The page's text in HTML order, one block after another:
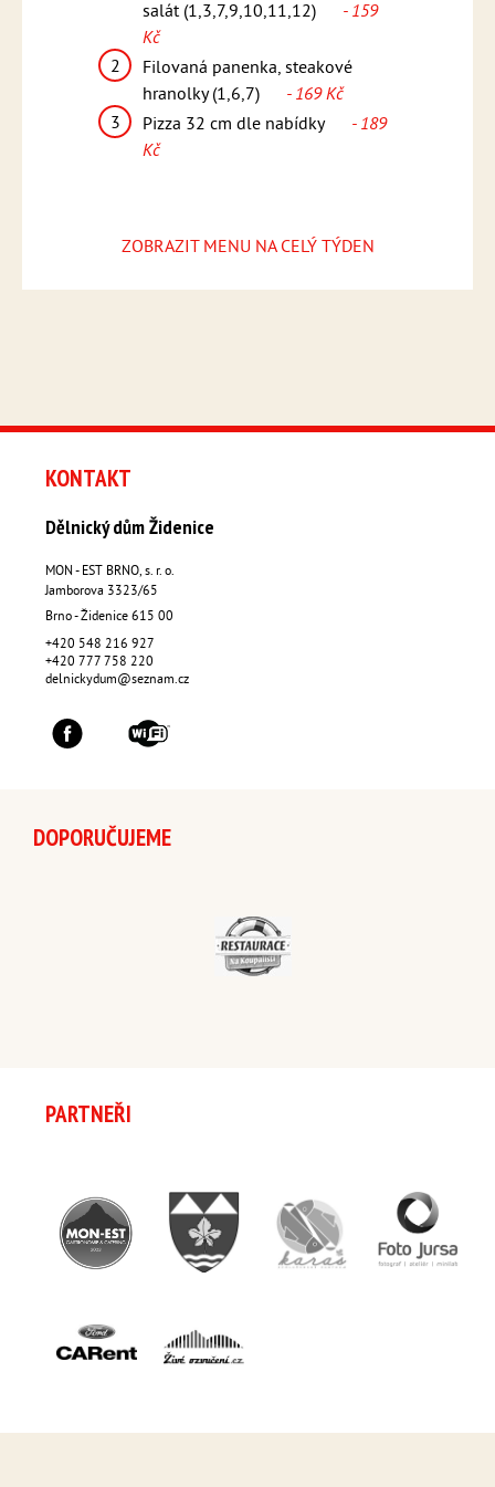
salát (1,3,7,9,10,11,12)
- 159
Kč
2
Filovaná panenka, steakové
hranolky (1,6,7)
- 169 Kč
3
Pizza 32 cm dle nabídky
- 189
Kč
ZOBRAZIT MENU NA CELÝ TÝDEN
KONTAKT
Dělnický dům Židenice
MON - EST BRNO, s. r. o.
Jamborova 3323/65
Brno - Židenice 615 00
+420 548 216 927
+420 777 758 220
delnickydum@seznam.cz
DOPORUČUJEME
PARTNEŘI